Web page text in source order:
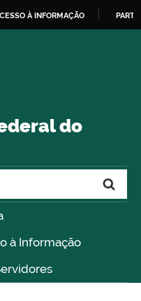
À INFORMAÇÃO
do
à Informação